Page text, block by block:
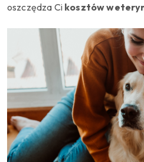
oszczędza Ci kosztów